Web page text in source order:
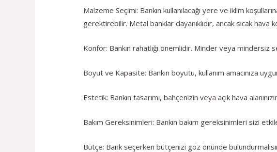
Malzeme Seçimi: Bankın kullanılacağı yere ve iklim
gerektirebilir. Metal banklar dayanıklıdır, ancak sıcak hava
Konfor: Bankın rahatlığı önemlidir. Minder veya mindersiz
Boyut ve Kapasite: Bankın boyutu, kullanım amacınıza
Estetik: Bankın tasarımı, bahçenizin veya açık hava
Bakım Gereksinimleri: Bankın bakım gereksinimleri sizi
Bütçe: Bank seçerken bütçenizi göz önünde